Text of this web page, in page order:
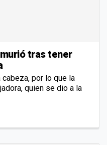
tras tener
por lo que la
quien se dio a la